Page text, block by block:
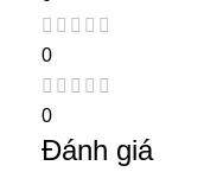
0
0
Đánh giá